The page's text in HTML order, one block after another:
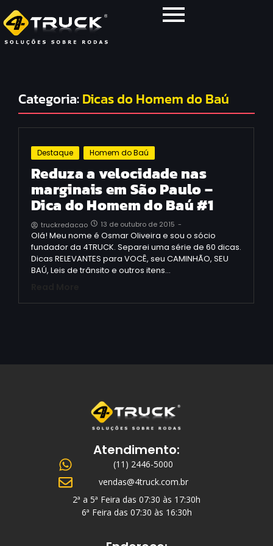
Categoria:Dicas do Homem do Baú
Destaque Homem do Baú
Reduza a velocidade nas
marginais em São Paulo –
Dica do Homem do Baú #1
truckredacao 13 de outubro de 2015 -
Olá! Meu nome é Osmar Oliveira e sou o sócio
fundador da 4TRUCK. Separei uma série de 60 dicas.
Dicas RELEVANTES para VOCÊ, seu CAMINHÃO, SEU
BAÚ, Leis de trânsito e outros itens…
Atendimento:
(11) 2446-5000
vendas@4truck.com.br
2ª a 5ª Feira das 07:30 às 17:30h
6ª Feira das 07:30 às 16:30h